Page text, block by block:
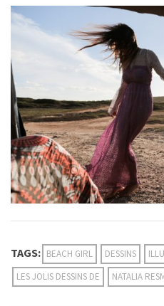
TAGS: BEACH GIRL DESSINS
LES JOLIS DESSINS DE
NATALIA